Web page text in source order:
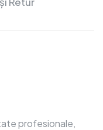
profesionale,